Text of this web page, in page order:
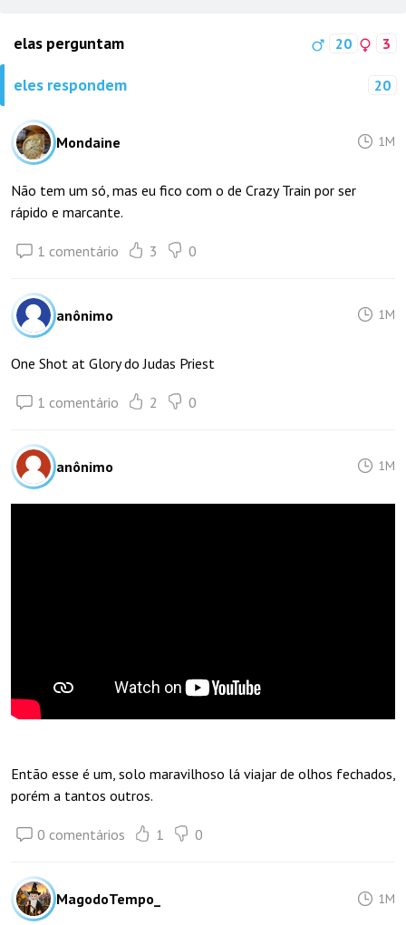
elas perguntam 20 3
eles respondem 20
Mondaine 1M
Não tem um só, mas eu fico com o de Crazy Train por ser
rápido e marcante.
1 comentário 3 0
anônimo 1M
One Shot at Glory do Judas Priest
1 comentário 2 0
anônimo 1M
Então esse é um, solo maravilhoso lá viajar de olhos fechados,
porém a tantos outros.
0 comentários 1 0
MagodoTempo_ 1M